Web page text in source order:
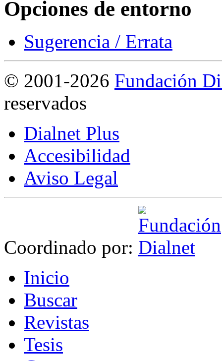
Opciones de entorno
Sugerencia / Errata
© 2001-2026 Fundación
reservados
Dialnet Plus
Accesibilidad
Aviso Legal
Coordinado por:
Inicio
Buscar
Revistas
Tesis